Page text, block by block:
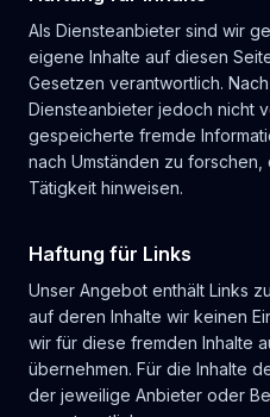
Als Diensteanbieter sind wir
eigene Inhalte auf diesen
Gesetzen verantwortlich.
Diensteanbieter jedoch nicht
gespeicherte fremde
nach Umständen zu
Tätigkeit hinweisen.
Haftung für Links
Unser Angebot enthält Links
auf deren Inhalte wir keinen
wir für diese fremden Inhalte
übernehmen. Für die Inhalte
der jeweilige Anbieter oder